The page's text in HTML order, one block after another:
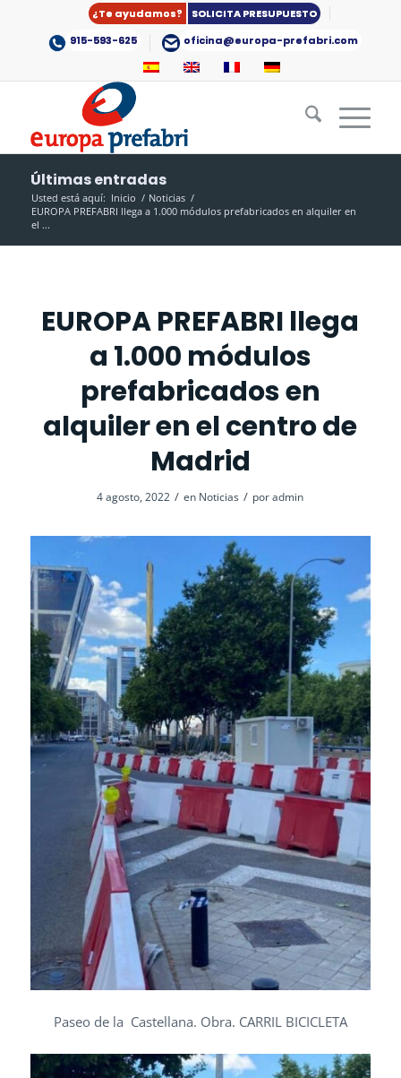
¿Te ayudamos?
SOLICITA PRESUPUESTO
915-593-625
oficina@europa-prefabri.com
Últimas entradas
Usted está aquí: Inicio / Noticias /
EUROPA PREFABRI llega a 1.000 módulos prefabricados en alquiler en
el ...
EUROPA PREFABRI llega
a 1.000 módulos
prefabricados en
alquiler en el centro de
Madrid
4 agosto, 2022 / en Noticias / poradmin
Paseo de la Castellana. Obra. CARRIL BICICLETA